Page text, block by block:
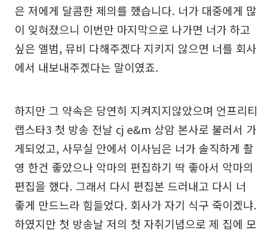
은 저에게 달콤한 제의를 했습니다. 너가 대중에게 많
이 잊혀졌으니 이번만 마지막으로 나가면 너가 하고
싶은 앨범, 뮤비 다해주겠다 지키지 않으면 너를 회사
에서 내보내주겠다는 말이였죠.
하지만 그 약속은 당연히 지켜지지않았으며 언프리티
랩스타3 첫 방송 전날 cj e&m 상암 본사로 불러서 가
게되었고, 사무실 안에서 이사님은 너가 솔직하게 촬
영 한건 좋았으나 악마의 편집하기 딱 좋아서 악마의
편집을 했다. 그래서 다시 편집본 드러내고 다시 너
좋게 만드느라 힘들었다. 회사가 자기 식구 죽이겠냐.
하였지만 첫 방송날 저의 첫 자취기념으로 제 집에 모